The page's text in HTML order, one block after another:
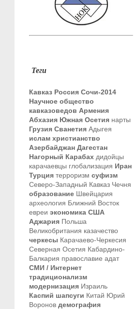
Теги
Кавказ Россия Сочи-2014
Научное общество
кавказоведов Армения
Абхазия Южная Осетия нарты
Грузия Сванетия Адыгея
ислам христианство
Азербайджан Дагестан
Нагорный Карабах дидойцы
карачаевцы глобализация Иран
Турция терроризм суфизм
Северо-Западный Кавказ Чечня
образование Швейцария
археология Ближний Восток
евреи экономика США
Аджария Польша
Великобритания казачество
черкесы Карачаево-Черкесия
Северная Осетия Кабардино-
Балкария православие адат
СМИ / Интернет
традиционализм
модернизация Израиль
Каспий шапсуги Китай Юрий
Воронов демография